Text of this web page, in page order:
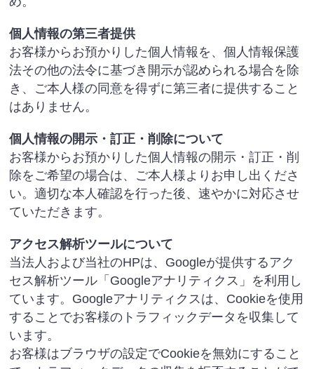
個人情報の第三者提供
お客様からお預かりした個人情報を、個人情報保護
法その他の法令に基づき開示が認められる場合を除
き、ご本人様の同意を得ずに第三者に提供すること
はありません。
個人情報の開示・訂正・削除について
お客様からお預かりした個人情報の開示・訂正・削
除をご希望の場合は、ご本人様よりお申し出くださ
い。適切な本人確認を行った後、速やかに対応させ
ていただきます。
アクセス解析ツールについて
当法人および当社のHPは、Googleが提供するアク
セス解析ツール「Googleアナリティクス」を利用し
ています。Googleアナリティクスは、Cookieを使用
することでお客様のトラフィックデータを収集して
います。
お客様はブラウザの設定でCookieを無効にすること